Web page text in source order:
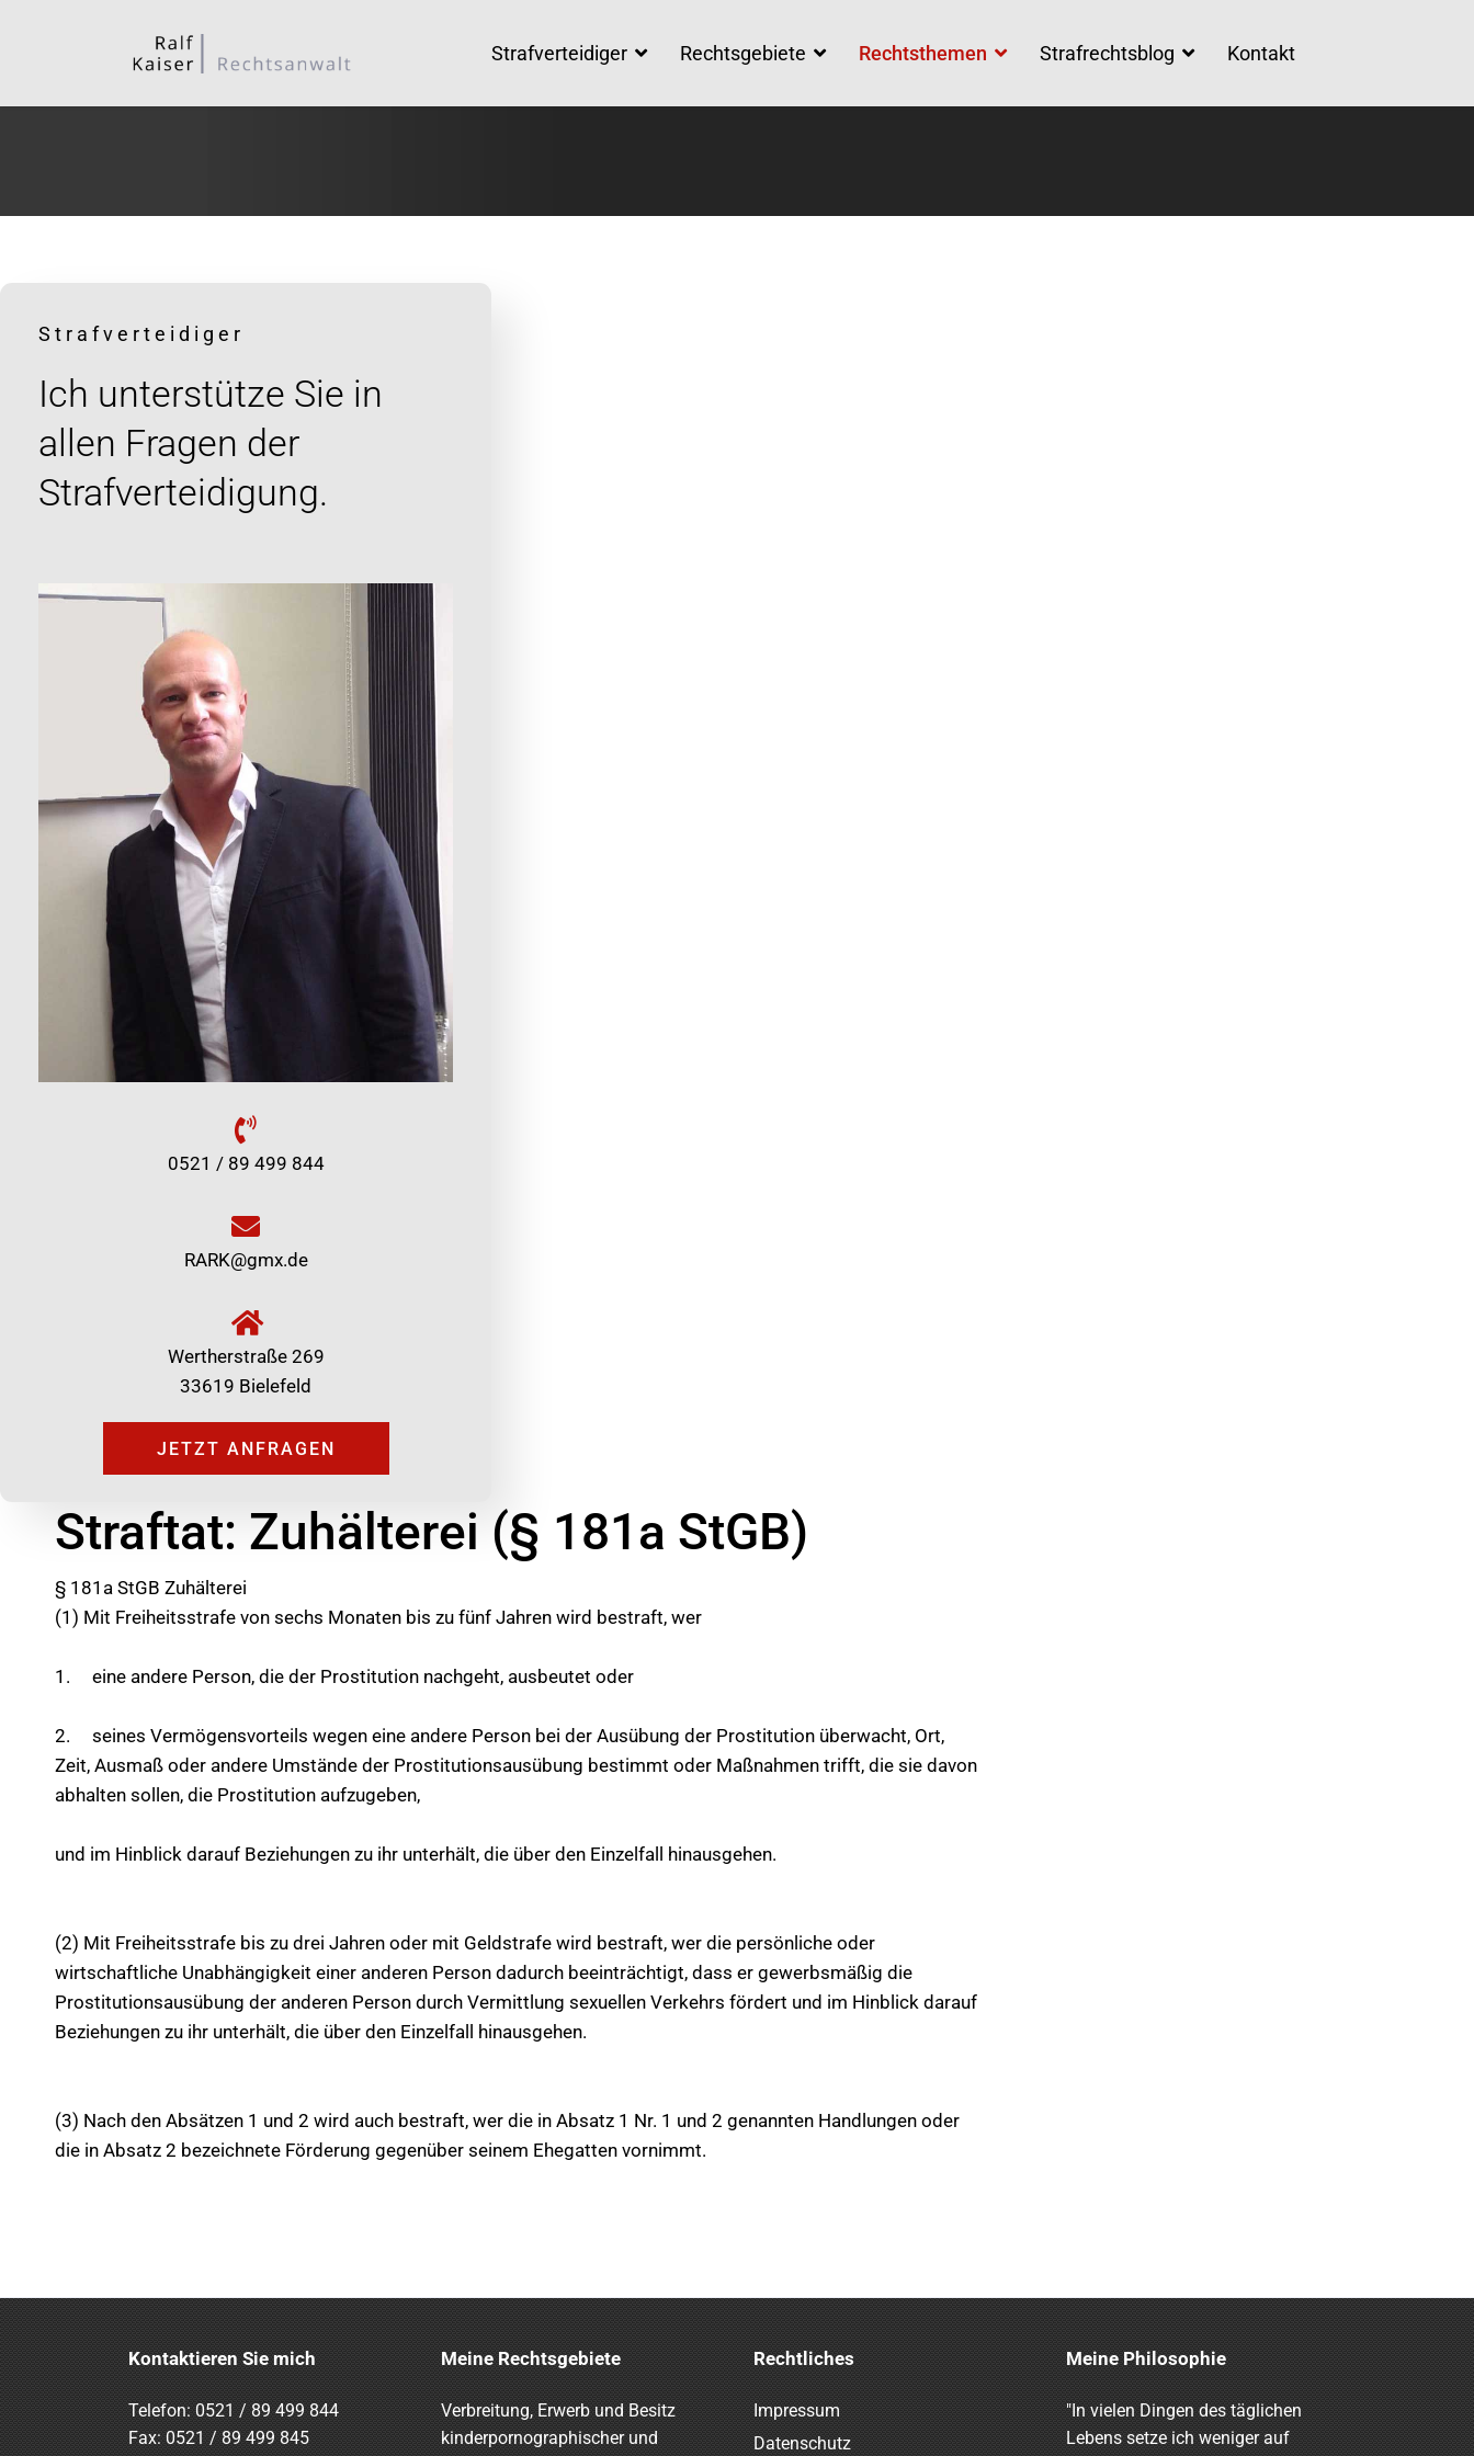
Strafverteidiger Rechtsgebiete Rechtsthemen Strafrechtsblog Kontakt
Strafverteidiger
Ich unterstütze Sie in
allen Fragen der
Strafverteidigung.
0521 / 89 499 844
RARK@gmx.de
Wertherstraße 269
33619 Bielefeld
JETZT ANFRAGEN
Straftat: Zuhälterei (§ 181a StGB)
§ 181a StGB Zuhälterei
(1) Mit Freiheitsstrafe von sechs Monaten bis zu fünf Jahren wird bestraft, wer
1. eine andere Person, die der Prostitution nachgeht, ausbeutet oder
2. seines Vermögensvorteils wegen eine andere Person bei der Ausübung der Prostitution überwacht, Ort,
Zeit, Ausmaß oder andere Umstände der Prostitutionsausübung bestimmt oder Maßnahmen trifft, die sie davon
abhalten sollen, die Prostitution aufzugeben,
und im Hinblick darauf Beziehungen zu ihr unterhält, die über den Einzelfall hinausgehen.
(2) Mit Freiheitsstrafe bis zu drei Jahren oder mit Geldstrafe wird bestraft, wer die persönliche oder
wirtschaftliche Unabhängigkeit einer anderen Person dadurch beeinträchtigt, dass er gewerbsmäßig die
Prostitutionsausübung der anderen Person durch Vermittlung sexuellen Verkehrs fördert und im Hinblick darauf
Beziehungen zu ihr unterhält, die über den Einzelfall hinausgehen.
(3) Nach den Absätzen 1 und 2 wird auch bestraft, wer die in Absatz 1 Nr. 1 und 2 genannten Handlungen oder
die in Absatz 2 bezeichnete Förderung gegenüber seinem Ehegatten vornimmt.
Kontaktieren Sie mich
Telefon: 0521 / 89 499 844
Fax: 0521 / 89 499 845
Meine Rechtsgebiete
Verbreitung, Erwerb und Besitz
kinderpornographischer und
Rechtliches
Impressum
Datenschutz
Meine Philosophie
"In vielen Dingen des täglichen
Lebens setze ich weniger auf